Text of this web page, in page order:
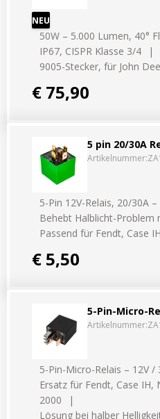
NEU
50W – 5.000 Lumen, 40°
IP67, CISPR Klasse 3/4
9005-Stecker, für John
€ 75,90
5 pin 20/30A
Artikelnummer:
5-Pin 12V-Relais, 20/30A
Behebt Halblicht-Problem
Passend für Fendt, Case
€ 5,50
5-Pin-Micro-
Artikelnummer:
5-Pin-Micro-Relais – 12V /
Ersatz für Fendt, Case IH,
2000
Lösung bei halber